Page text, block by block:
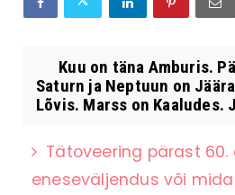
Kuu on täna Amburis.
Saturn ja Neptuun on
Lõvis. Marss on Kaaludes.
Tätoveering pärast
eneseväljendus või